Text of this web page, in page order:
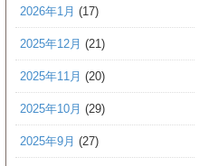
2026年1月 (17)
2025年12月 (21)
2025年11月 (20)
2025年10月 (29)
2025年9月 (27)